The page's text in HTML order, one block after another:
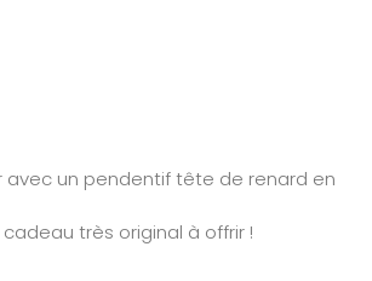
avec un pendentif tête de renard en
très original à offrir !